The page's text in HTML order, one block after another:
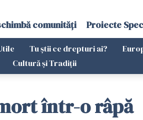
comunități Proiecte
Tu știi ce drepturi ai?
Cultură și Tradiții
într-o râpă